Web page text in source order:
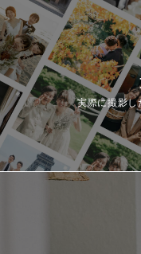
実際に撮影し